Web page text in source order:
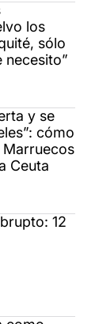
los
sólo
necesito”
y se
cómo
Marruecos
Ceuta
12